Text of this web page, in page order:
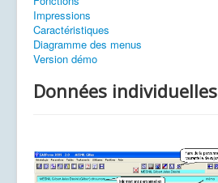
Impressions
Caractéristiques
Diagramme des menus
Version démo
Données individuelles